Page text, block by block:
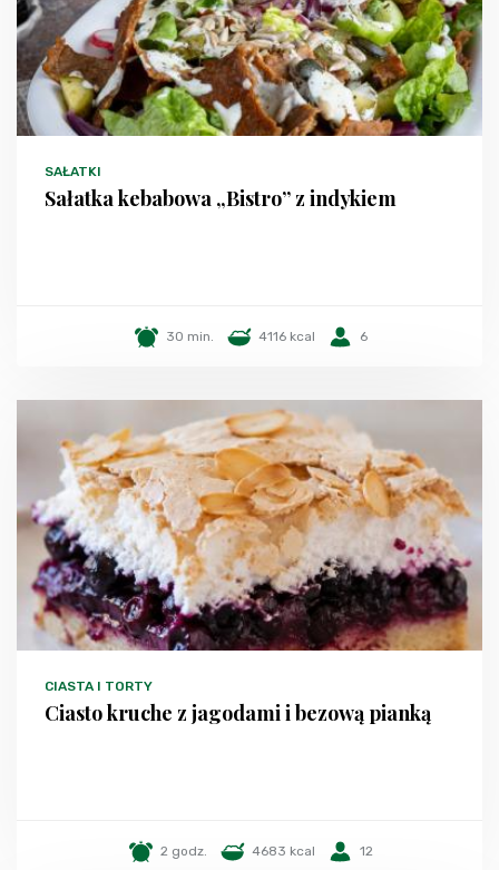
SAŁATKI
Sałatka kebabowa „Bistro” z indykiem
30 min. 4116 kcal 6
CIASTA I TORTY
Ciasto kruche z jagodami i bezową pianką
2 godz. 4683 kcal 12